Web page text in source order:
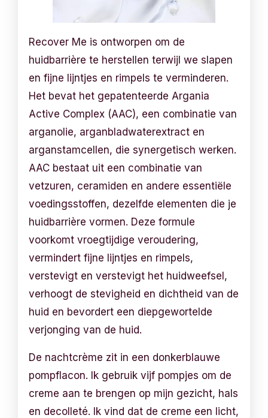
Recover Me is ontworpen om de
huidbarrière te herstellen terwijl we slapen
en fijne lijntjes en rimpels te verminderen.
Het bevat het gepatenteerde Argania
Active Complex (AAC), een combinatie van
arganolie, arganbladwaterextract en
arganstamcellen, die synergetisch werken.
AAC bestaat uit een combinatie van
vetzuren, ceramiden en andere essentiële
voedingsstoffen, dezelfde elementen die je
huidbarrière vormen. Deze formule
voorkomt vroegtijdige veroudering,
vermindert fijne lijntjes en rimpels,
verstevigt en verstevigt het huidweefsel,
verhoogt de stevigheid en dichtheid van de
huid en bevordert een diepgewortelde
verjonging van de huid.
De nachtcrème zit in een donkerblauwe
pompflacon. Ik gebruik vijf pompjes om de
creme aan te brengen op mijn gezicht, hals
en decolleté. Ik vind dat de creme een licht,